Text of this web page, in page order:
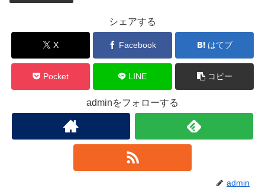
シェアする
X Facebook はてブ
Pocket LINE コピー
adminをフォローする
admin